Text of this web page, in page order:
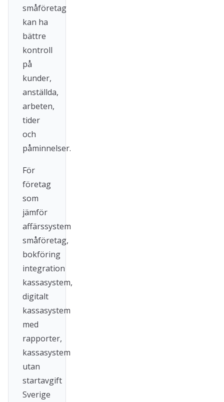
småföretag
kan ha
bättre
kontroll
på
kunder,
anställda,
arbeten,
tider
och
påminnelser.
För
företag
som
jämför
affärssystem
småföretag,
bokföring
integration
kassasystem,
digitalt
kassasystem
med
rapporter,
kassasystem
utan
startavgift
Sverige